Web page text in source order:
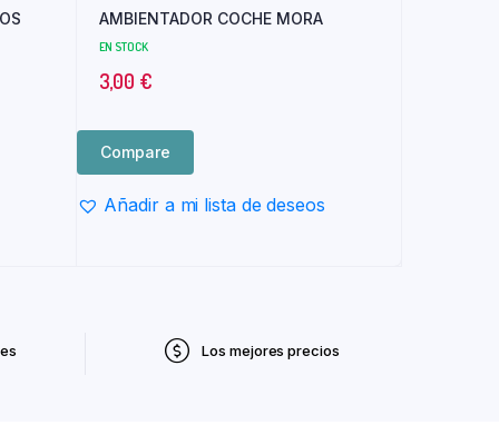
AMBIENTADOR COCHE MORA
EN STOCK
3,00 €
Compare
Añadir a mi lista de deseos
Los mejores precios